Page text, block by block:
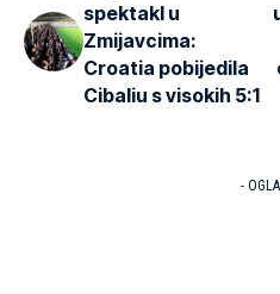
spektakl u
Zmijavcima:
Croatia pobijedila
Cibaliu s visokih 5:1
-